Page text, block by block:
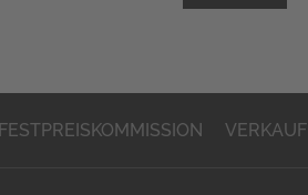
FESTPREISKOMMISSION VERKAUF